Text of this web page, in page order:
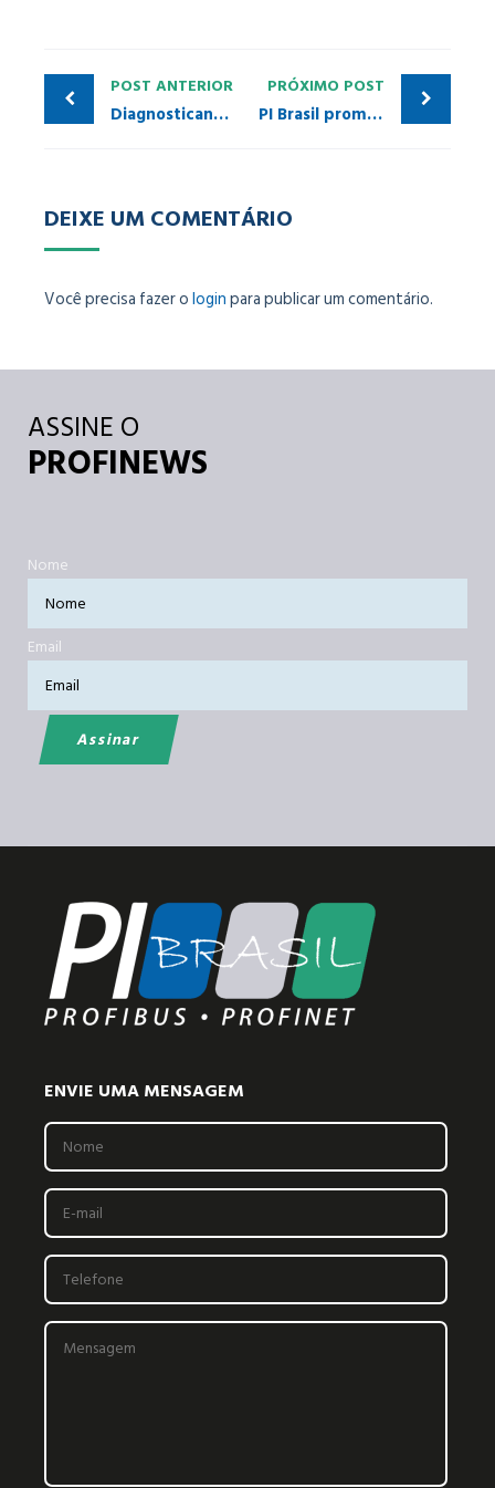
POST ANTERIOR
Diagnosticando problemas de terminações em redes PROFIBUS com o analisador PROFITRACE
PRÓXIMO POST
PI Brasil promove webinar sobre Instrumentação PROFINET com Ethernet-APL
DEIXE UM COMENTÁRIO
Você precisa fazer ologinpara publicar um comentário.
ASSINE O
PROFINEWS
Nome
Email
ENVIE UMA MENSAGEM